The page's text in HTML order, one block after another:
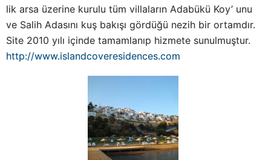
lik arsa üzerine kurulu tüm villaların Adabükü Koy’ unu
ve Salih Adasını kuş bakışı gördüğü nezih bir ortamdır.
Site 2010 yılı içinde tamamlanıp hizmete sunulmuştur.
http://www.islandcoveresidences.com